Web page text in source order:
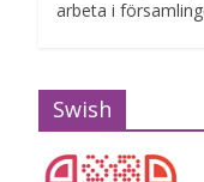
Gudstjänst
2026-07-12
arbeta i
Swish